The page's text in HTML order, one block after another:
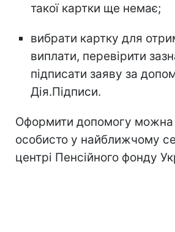
такої картки ще немає;
вибрати картку для
виплати, перевірити
підписати заяву за
Дія.Підписи.
Оформити допомогу можна
особисто у найближчому
центрі Пенсійного фонду